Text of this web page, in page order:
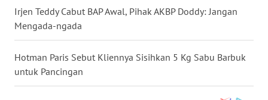
Irjen Teddy Cabut BAP Awal, Pihak AKBP Doddy: Jangan
Mengada-ngada
Hotman Paris Sebut Kliennya Sisihkan 5 Kg Sabu Barbuk
untuk Pancingan
WN
JATIM
WN
BALI